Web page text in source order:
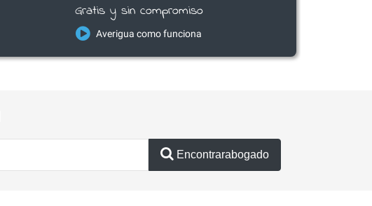
Gratis y sin compromiso
Averigua como funciona
Encontrarabogado